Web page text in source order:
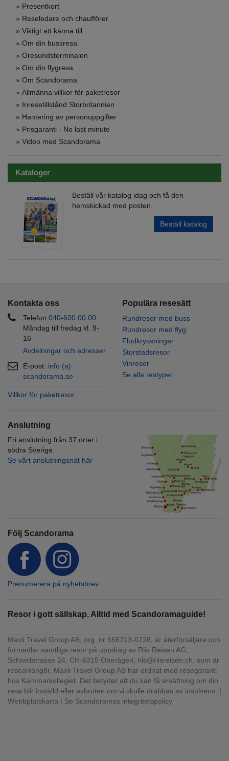
» Presentkort
» Reseledare och chaufförer
» Viktigt att känna till
» Om din bussresa
» Öresundsterminalen
» Om din flygresa
» Om Scandorama
» Allmänna villkor för paketresor
» Inresetillstånd Storbritannien
» Hantering av personuppgifter
» Prisgaranti - No last minute
» Video med Scandorama
Kataloger
Beställ vår katalog idag och få den
hemskickad med posten.
Beställ katalog
Kontakta oss
Telefon 040-600 00 00
Måndag till fredag kl. 9-
16
Avdelningar och adresser
E-post: info (a)
scandorama.se
Villkor för paketresor
Populära resesätt
Rundresor med buss
Rundresor med flyg
Flodkryssningar
Storstadsresor
Vinresor
Se alla restyper
Anslutning
Fri anslutning från 37 orter i
södra Sverige.
Se vårt anslutningsnät här
Följ Scandorama
Prenumerera på nyhetsbrev
Resor i gott sällskap. Alltid med Scandoramaguide!
Maxli Travel Group AB, org. nr 556713-0728, är återförsäljare och
förmedlar samtliga resor på uppdrag av Riis Reisen AG,
Schneitstrasse 24, CH-6315 Oberägeri, riis@riisreisen.ch, som är
researrangör. Maxli Travel Group AB har ordnat med resegaranti
hos Kammarkollegiet. Det betyder att du kan få ersättning om din
resa blir inställd eller avbruten om vi skulle drabbas av insolvens. |
Webbplatskarta | Se Scandoramas integritetspolicy